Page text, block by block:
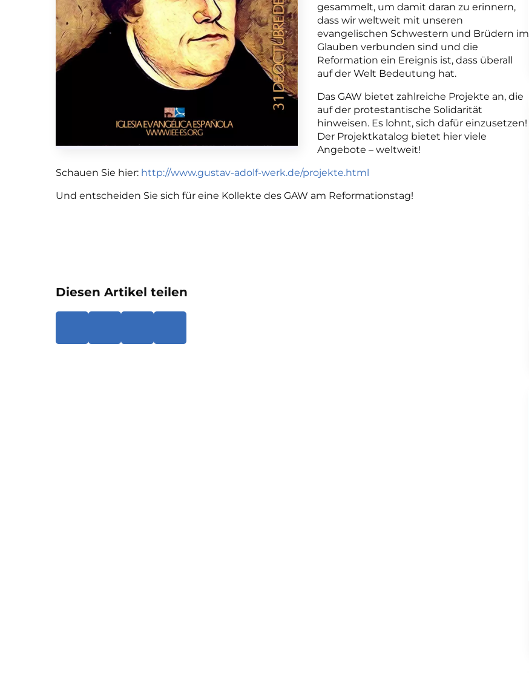
gesammelt, um damit daran zu erinnern,
dass wir weltweit mit unseren
evangelischen Schwestern und Brüdern im
Glauben verbunden sind und die
Reformation ein Ereignis ist, dass überall
auf der Welt Bedeutung hat.
Das GAW bietet zahlreiche Projekte an, die
auf der protestantische Solidarität
hinweisen. Es lohnt, sich dafür einzusetzen!
Der Projektkatalog bietet hier viele
Angebote – weltweit!
Schauen Sie hier: http://www.gustav-adolf-werk.de/projekte.html
Und entscheiden Sie sich für eine Kollekte des GAW am Reformationstag!
Diesen Artikel teilen